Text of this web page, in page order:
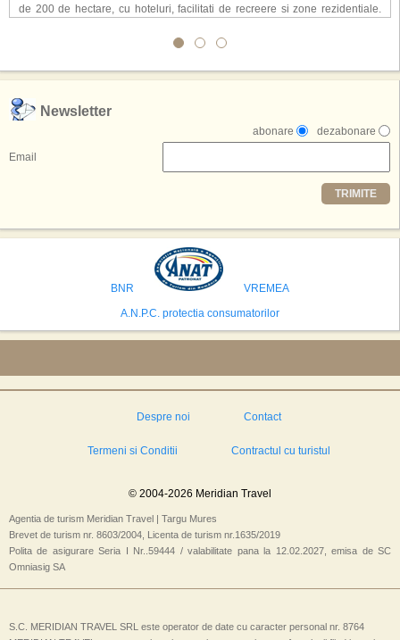
de 200 de hectare, cu hoteluri, facilitati de recreere si zone rezidentiale.
atragerea a pana la 10 milioane de turisti anual. �Luna� ar putea deveni
exclusiv simularea suprafetei lunare.
,,Credem ca exista sanse mari sa anuntam nu doar o locatie, ci poate mai
multe'', a declarat Michael R. Henderson, cofondator al Moon World
Resorts, citat de Gulf News. Potrivit acestuia, 2026 ar putea deveni un an
decisiv pentru reali zarea proiectului.
Printre celelalte tari care concureaza pentru a gazdui aceasta constructie
se numara Australia, Brazilia, China, Egipt, India, Polonia, Thailanda,
avea cele mai mari sanse de a castiga licitatia. Totusi, Spania, care se
preconizeaza ca va deveni a doua cea mai vizitata tara din lume in 2025,
isi bazeaza oferta pe infrastructura turistica solida si capacitatea hoteliera."
Newsletter
dezabonare
abonare
Email
TRIMITE
BNR
VREMEA
A.N.P.C. protectia consumatorilor
Despre noi Contact
Termeni si Conditii Contractul cu turistul
© 2004-2026 Meridian Travel
Agentia de turism Meridian Travel | Targu Mures
Brevet de turism nr. 8603/2004, Licenta de turism nr.1635/2019
Polita de asigurare Seria I Nr..59444 / valabilitate pana la 12.02.2027, emisa de SC
Omniasig SA
S.C. MERIDIAN TRAVEL SRL este operator de date cu caracter personal nr. 8764